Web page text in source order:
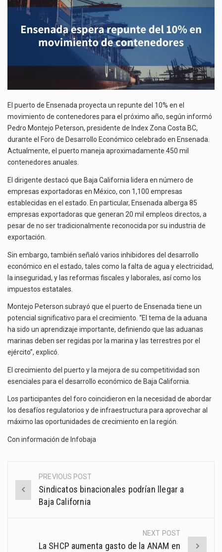
El gobierno de Estados Unidos anunciará un arancel del 15 % sobre los productos fabricados…
El Departamento de Agricultura de Estados Unidos (USDA) suspendió el 5 de agosto de 2026…
DE
CONTENEDORES
El puerto de Ensenada proyecta un repunte del 10% en el
movimiento de contenedores para el próximo año, según informó
Pedro Montejo Peterson, presidente de Index Zona Costa BC,
durante el Foro de Desarrollo Económico celebrado en Ensenada.
Actualmente, el puerto maneja aproximadamente 450 mil
contenedores anuales.
El dirigente destacó que Baja California lidera en número de
empresas exportadoras en México, con 1,100 empresas
establecidas en el estado. En particular, Ensenada alberga 85
empresas exportadoras que generan 20 mil empleos directos, a
pesar de no ser tradicionalmente reconocida por su industria de
exportación.
Sin embargo, también señaló varios inhibidores del desarrollo
económico en el estado, tales como la falta de agua y electricidad,
la inseguridad, y las reformas fiscales y laborales, así como los
impuestos estatales.
Montejo Peterson subrayó que el puerto de Ensenada tiene un
potencial significativo para el crecimiento. “El tema de la aduana
ha sido un aprendizaje importante, definiendo que las aduanas
marinas deben ser regidas por la marina y las terrestres por el
ejército”, explicó.
El crecimiento del puerto y la mejora de su competitividad son
esenciales para el desarrollo económico de Baja California.
Los participantes del foro coincidieron en la necesidad de abordar
los desafíos regulatorios y de infraestructura para aprovechar al
máximo las oportunidades de crecimiento en la región.
Con información de Infobaja
Post
navigation
PREVIOUS POST
Sindicatos binacionales podrían llegar a
Baja California
NEXT POST
La SHCP aumenta gasto de la ANAM en